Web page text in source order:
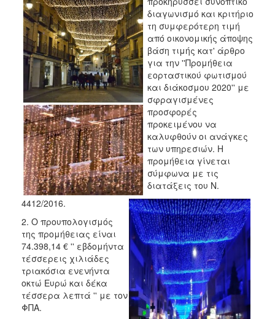
2017
2016
2015
2013
ΤΟΠΟΣ
ΠΟΛΙΤΙΣΜΟΣ
ΑΝΘΕΚΤΙΚΗ
ΠΟΛΗ
διαγωνισμό και κριτήριο
τη συμφερότερη τιμή
από οικονομικής άποψης
βάση τιμής κατ' άρθρο
για την ''Προμήθεια
εορταστικού φωτισμού
και διάκοσμου 2020'' με
σφραγισμένες
προσφορές
προκειμένου να
καλυφθούν οι ανάγκες
των υπηρεσιών. Η
προμήθεια γίνεται
σύμφωνα με τις
διατάξεις του Ν.
4412/2016.
2. Ο προυπολογισμός
της προμήθειας είναι
74.398,14 € '' εβδομήντα
τέσσερεις χιλιάδες
τριακόσια ενενήντα
οκτώ Ευρώ και δέκα
τέσσερα λεπτά '' με τον
ΦΠΑ.